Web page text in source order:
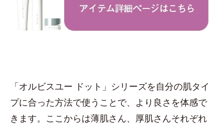
「オルビスユー ドット」シリーズを自分の肌タイ
プに合った方法で使うことで、より良さを体感で
きます。ここからは薄肌さん、厚肌さんそれぞれ